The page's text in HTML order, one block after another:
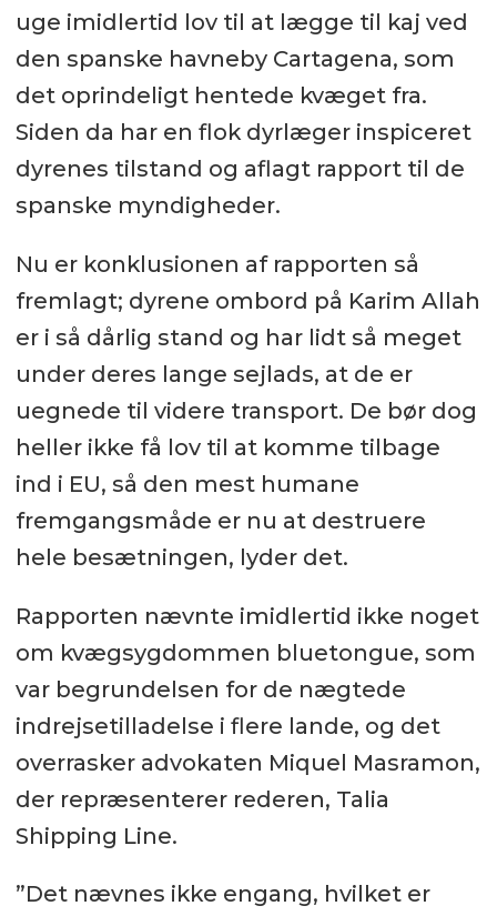
uge imidlertid lov til at lægge til kaj ved
den spanske havneby Cartagena, som
det oprindeligt hentede kvæget fra.
Siden da har en flok dyrlæger inspiceret
dyrenes tilstand og aflagt rapport til de
spanske myndigheder.
Nu er konklusionen af rapporten så
fremlagt; dyrene ombord på Karim Allah
er i så dårlig stand og har lidt så meget
under deres lange sejlads, at de er
uegnede til videre transport. De bør dog
heller ikke få lov til at komme tilbage
ind i EU, så den mest humane
fremgangsmåde er nu at destruere
hele besætningen, lyder det.
Rapporten nævnte imidlertid ikke noget
om kvægsygdommen bluetongue, som
var begrundelsen for de nægtede
indrejsetilladelse i flere lande, og det
overrasker advokaten Miquel Masramon,
der repræsenterer rederen, Talia
Shipping Line.
”Det nævnes ikke engang, hvilket er